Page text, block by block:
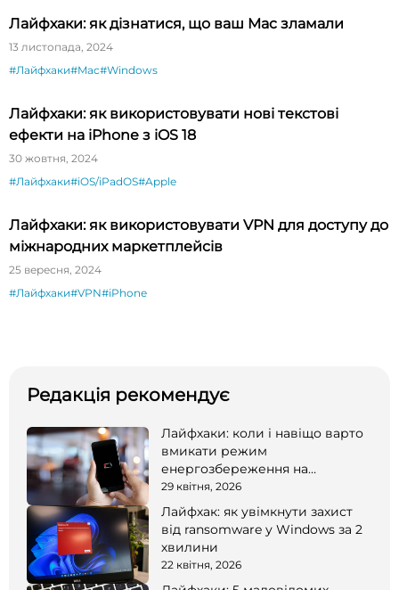
Лайфхаки: як дізнатися, що ваш Mac зламали
13 листопада, 2024
#Лайфхаки#Mac#Windows
Лайфхаки: як використовувати нові текстові
ефекти на iPhone з iOS 18
30 жовтня, 2024
#Лайфхаки#iOS/iPadOS#Apple
Лайфхаки: як використовувати VPN для доступу до
міжнародних маркетплейсів
25 вересня, 2024
#Лайфхаки#VPN#iPhone
Редакція рекомендує
Лайфхаки: коли і навіщо варто
вмикати режим
енергозбереження на
смартфоні
29 квітня, 2026
Лайфхак: як увімкнути захист
від ransomware у Windows за 2
хвилини
22 квітня, 2026